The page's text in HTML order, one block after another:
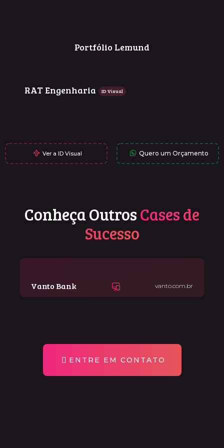
Portfólio Lemund
RAT Engenharia ID Visual
Ver a ID Visual Quero um Orçamento
Conheça OutrosCases de
Sucesso
Vanto Bank vanto.com.br
ENTRE EM CONTATO